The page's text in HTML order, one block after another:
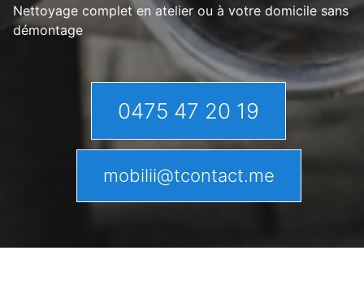
Nettoyage complet en atelier ou à votre domicile sans
démontage
0475 47 20 19
mobilii@tcontact.me